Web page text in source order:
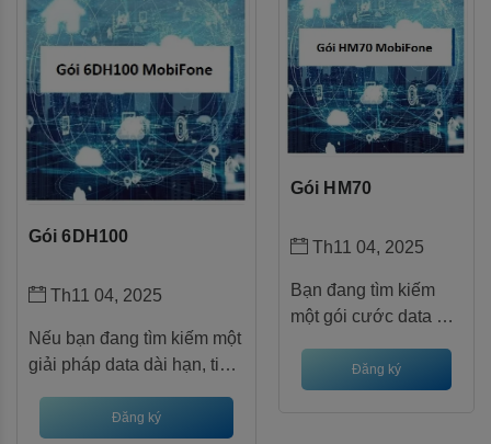
sử dụng, bạn sẽ nhận ngay
1GB data tốc độ cao mỗi
ngày cùng quyền truy cập
miễn phí VieON VIP – kho
giải trí khổng lồ với hàng
ngàn bộ phim, chương trình
truyền hình và thể thao đỉnh
cao.
động cần dung lượng
lớn mà không muốn
đăng ký hàng tháng.
Với chu kỳ sử dụng
lên đến 6 tháng, gói
cước này giúp bạn
mà không lo hết data
Gói 6DH100
Th11 04, 2025
Nếu bạn đang tìm kiếm một
giải pháp data dài hạn, tiết
bảo tốc độ cao, gói
Đăng ký
Gói HM70
Th11 04, 2025
Bạn đang tìm kiếm
một gói cước data giá
lớn để học tập, giải trí
và làm việc trực
Đăng ký